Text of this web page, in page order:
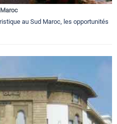
au Sud Maroc, les opportunités